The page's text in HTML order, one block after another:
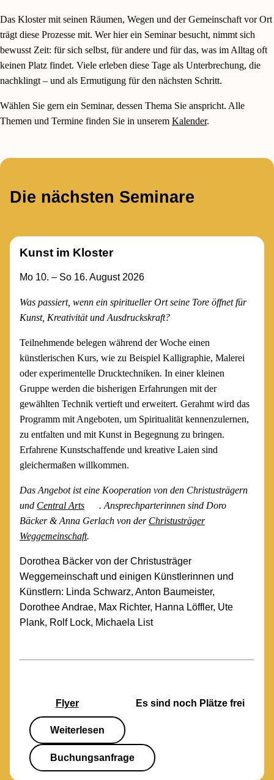
Das Kloster mit seinen Räumen, Wegen und der Gemeinschaft vor Ort
trägt diese Prozesse mit. Wer hier ein Seminar besucht, nimmt sich
bewusst Zeit: für sich selbst, für andere und für das, was im Alltag oft
keinen Platz findet. Viele erleben diese Tage als Unterbrechung, die
nachklingt – und als Ermutigung für den nächsten Schritt.
Wählen Sie gern ein Seminar, dessen Thema Sie anspricht. Alle
Themen und Termine finden Sie in unserem Kalender.
Die nächsten Seminare
Kunst im Kloster
Mo 10. – So 16. August 2026
Was passiert, wenn ein spiritueller Ort seine Tore öffnet für
Kunst, Kreativität und Ausdruckskraft?
Teilnehmende belegen während der Woche einen
künstlerischen Kurs, wie zu Beispiel Kalligraphie, Malerei
oder experimentelle Drucktechniken. In einer kleinen
Gruppe werden die bisherigen Erfahrungen mit der
gewählten Technik vertieft und erweitert. Gerahmt wird das
Programm mit Angeboten, um Spiritualität kennenzulernen,
zu entfalten und mit Kunst in Begegnung zu bringen.
Erfahrene Kunstschaffende und kreative Laien sind
gleichermaßen willkommen.
Das Angebot ist eine Kooperation von den Christusträgern
und Central Arts
. Ansprechparterinnen sind Doro
Bäcker & Anna Gerlach von der Christusträger
Weggemeinschaft.
Dorothea Bäcker von der Christusträger
Weggemeinschaft und einigen Künstlerinnen und
Künstlern: Linda Schwarz, Anton Baumeister,
Dorothee Andrae, Max Richter, Hanna Löffler, Ute
Plank, Rolf Lock, Michaela List
Flyer Es sind noch Plätze frei
Weiterlesen
Buchungsanfrage